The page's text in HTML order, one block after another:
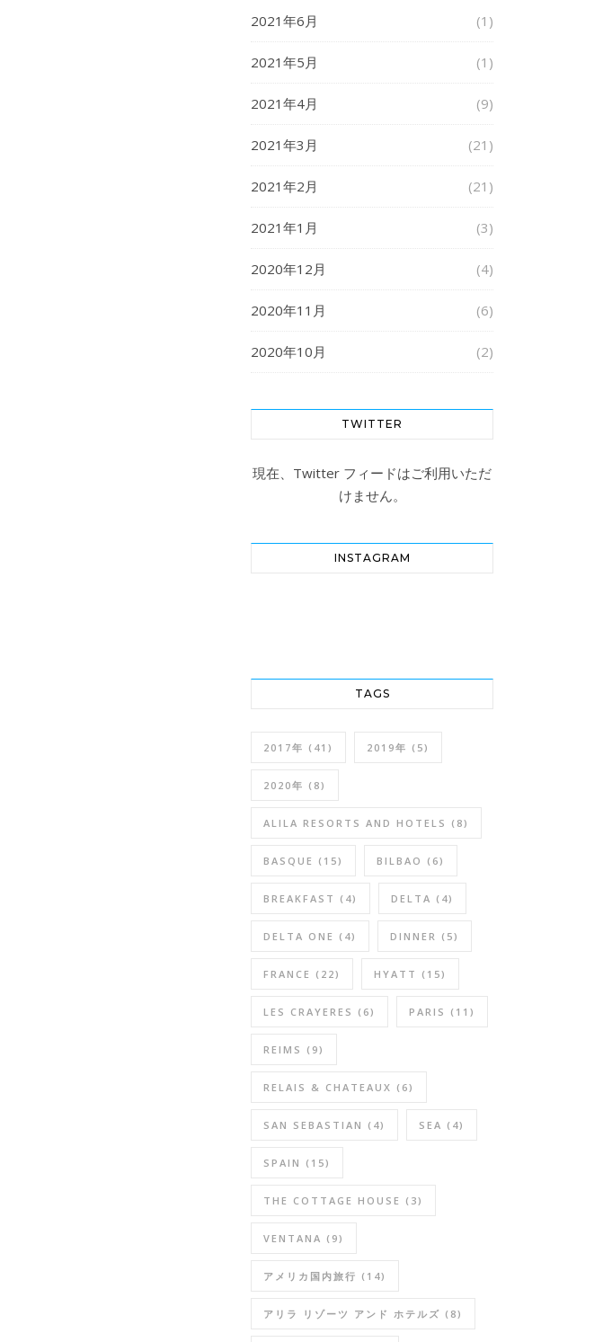
2021年6月 (1)
2021年5月 (1)
2021年4月 (9)
2021年3月 (21)
2021年2月 (21)
2021年1月 (3)
2020年12月 (4)
2020年11月 (6)
2020年10月 (2)
TWITTER
現在、Twitter フィードはご利用いただ
けません。
INSTAGRAM
TAGS
2017年 (41) 2019年 (5)
2020年 (8)
ALILA RESORTS AND HOTELS (8)
BASQUE (15) BILBAO (6)
BREAKFAST (4) DELTA (4)
DELTA ONE (4) DINNER (5)
FRANCE (22) HYATT (15)
LES CRAYERES (6) PARIS (11)
REIMS (9)
RELAIS & CHATEAUX (6)
SAN SEBASTIAN (4) SEA (4)
SPAIN (15)
THE COTTAGE HOUSE (3)
VENTANA (9)
アメリカ国内旅行 (14)
アリラ リゾーツ アンド ホテルズ (8)